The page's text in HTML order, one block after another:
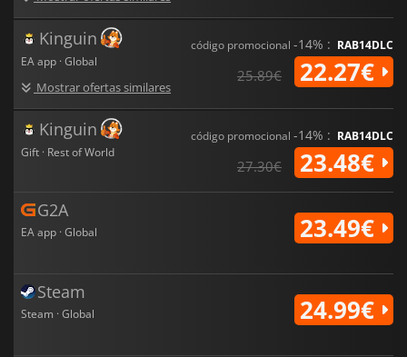
Kinguin
EA app · Global
Mostrar ofertas similares
código promocional -14% : RAB14DLC
25.89€ 22.27€
Kinguin
Gift · Rest of World
código promocional -14% : RAB14DLC
27.30€ 23.48€
G2A
EA app · Global 23.49€
Steam
Steam · Global 24.99€